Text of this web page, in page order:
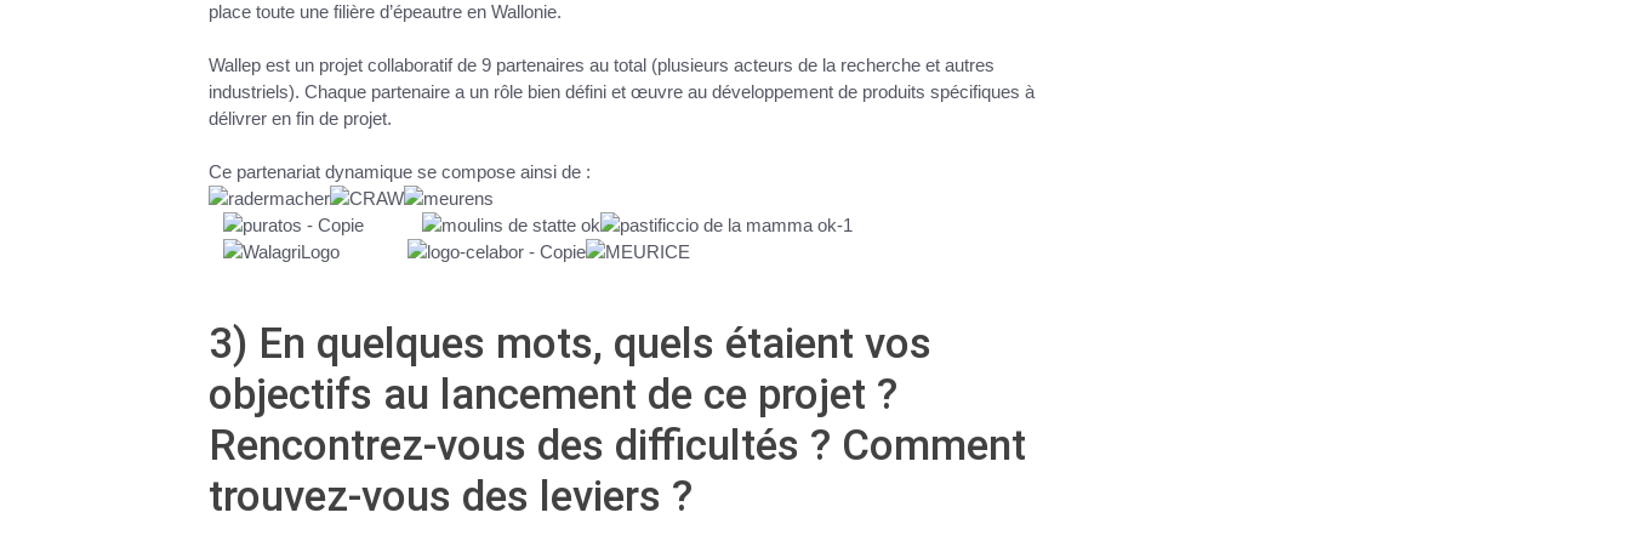
place toute une filière d’épeautre en Wallonie.
Wallep est un projet collaboratif de 9 partenaires au total (plusieurs acteurs de la recherche et autres
industriels). Chaque partenaire a un rôle bien défini et œuvre au développement de produits spécifiques à
délivrer en fin de projet.
Ce partenariat dynamique se compose ainsi de :
3) En quelques mots, quels étaient vos
objectifs au lancement de ce projet ?
Rencontrez-vous des difficultés ? Comment
trouvez-vous des leviers ?